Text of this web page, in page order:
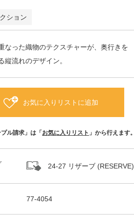
ション
なった織物のテクスチャーが、奥行きを
縦流れのデザイン。
お気に入りリストに追加
プル請求」は「 お気に入りリスト 」から行えます。
24-27 リザーブ (RESERVE)
77-4054